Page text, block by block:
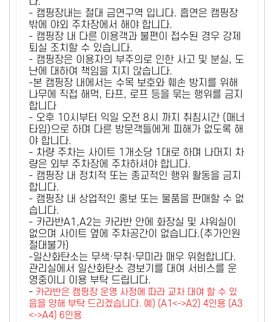
- 캠핑장내는 절대 금연구역 입니다. 흡연은 캠핑장
밖에 야외 주차장에서 해야 합니다.
- 캠핑장 내 다른 이용객과 불편이 접수된 경우 강제
퇴실 조치할 수 있습니다.
- 캠핑장은 이용자의 부주의로 인한 사고 및 분실, 도
난에 대하여 책임을 지지 않습니다.
-본 캠핑장 내에서는 수목 보호와 훼손 방지를 위해
나무에 직접 해먹, 타프, 로프 등을 묶는 행위를 금지
합니다
- 오후 10시부터 익일 오전 8시 까지 취침시간 (매너
타임)으로 하며 다른 방문객들에게 피해가 없도록 해
야 합니다.
- 차량 주차는 사이트 1개소당 1대로 하며 나머지 차
량은 외부 주차장에 주차하셔야 합니다.
- 캠핑장 내 정치적 또는 종교적인 행위 활동을 금지
합니다.
- 캠핑장 내 상업적인 홍보 또는 물품을 판매할 수 없
습니다.
- 카라반A1,A2는 카라반 안에 화장실 및 샤워실이
없으며 사이트 옆에 주차공간이 없습니다.(추가인원
절대불가)
-일산화탄소는 무색·무취·무미라 매우 위험합니다.
관리실에서 일산화탄소 경보기를 대여 서비스를 운
영중이니 이용 부탁 드립니다.
- 카라반은 캠핑장 운영 사정에 따라 교차 대여 할 수 있
음을 양해 부탁 드리겠습니다. 예) (A1<->A2) 4인용 (A3
<->A4) 6인용